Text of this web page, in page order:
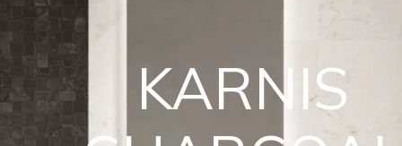
KARNIS